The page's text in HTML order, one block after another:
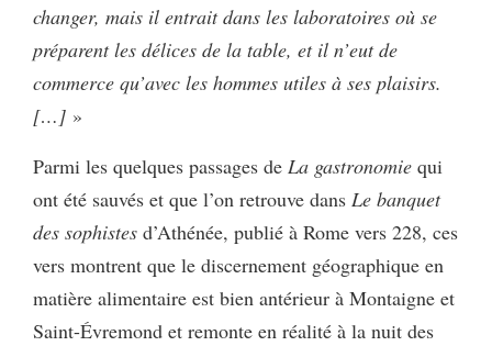
changer, mais il entrait dans les laboratoires où se
préparent les délices de la table, et il n’eut de
commerce qu’avec les hommes utiles à ses plaisirs.
[…] »
Parmi les quelques passages de La gastronomie qui
ont été sauvés et que l’on retrouve dans Le banquet
des sophistes d’Athénée, publié à Rome vers 228, ces
vers montrent que le discernement géographique en
matière alimentaire est bien antérieur à Montaigne et
Saint-Évremond et remonte en réalité à la nuit des